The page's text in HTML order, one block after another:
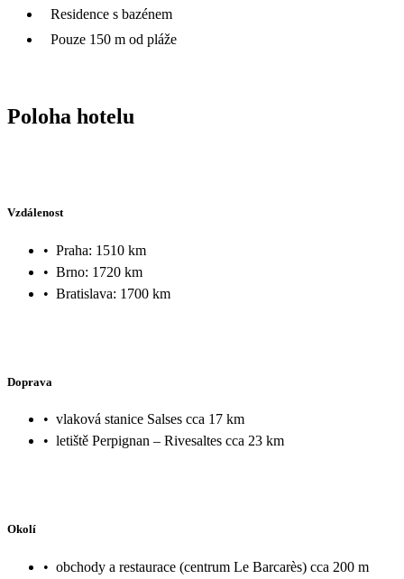
Residence s bazénem
Pouze 150 m od pláže
Poloha hotelu
Vzdálenost
• Praha: 1510 km
• Brno: 1720 km
• Bratislava: 1700 km
Doprava
• vlaková stanice Salses cca 17 km
• letiště Perpignan – Rivesaltes cca 23 km
Okolí
• obchody a restaurace (centrum Le Barcarès) cca 200 m